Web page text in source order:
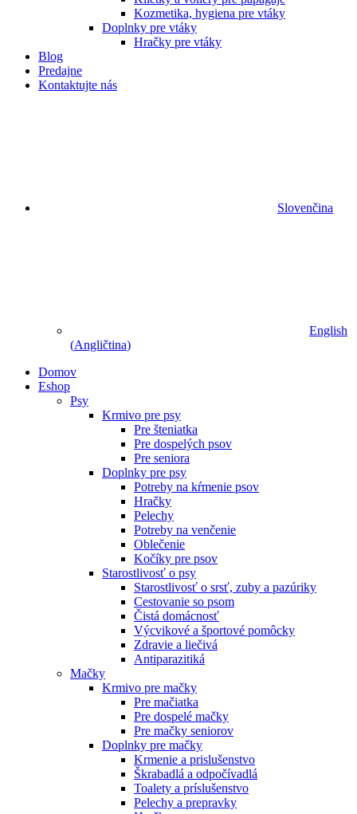
Kozmetika, hygiena pre vtáky
Doplnky pre vtáky
Hračky pre vtáky
Blog
Predajne
Kontaktujte nás
Slovenčina
English
(Angličtina)
Domov
Eshop
Psy
Krmivo pre psy
Pre šteniatka
Pre dospelých psov
Pre seniora
Doplnky pre psy
Potreby na kŕmenie psov
Hračky
Pelechy
Potreby na venčenie
Oblečenie
Kočíky pre psov
Starostlivosť o psy
Starostlivosť o srsť, zuby a pazúriky
Cestovanie so psom
Čistá domácnosť
Výcvikové a športové pomôcky
Zdravie a liečivá
Antiparazitiká
Mačky
Krmivo pre mačky
Pre mačiatka
Pre dospelé mačky
Pre mačky seniorov
Doplnky pre mačky
Krmenie a prislušenstvo
Škrabadlá a odpočívadlá
Toalety а príslušenstvo
Pelechy a prepravky